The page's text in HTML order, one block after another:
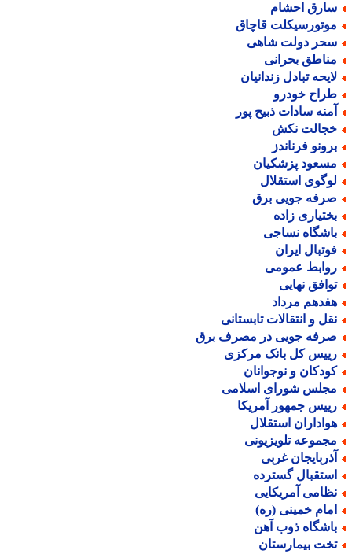
احشام
قاچاق
دولت شاهی
بحرانی
تبادل زندانیان
خودرو
سادات ذبیح پور
نکش
فرناندز
پزشکیان
استقلال
جویی برق
زاده
نساجی
ایران
عمومی
نهایی
مرداد
و انتقالات تابستانی
جویی در مصرف برق
کل بانک مرکزی
و نوجوانان
شورای اسلامی
جمهور آمریکا
استقلال
تلویزیونی
غربی
گسترده
آمریکایی
خمینی (ره)
ذوب آهن
بیمارستان